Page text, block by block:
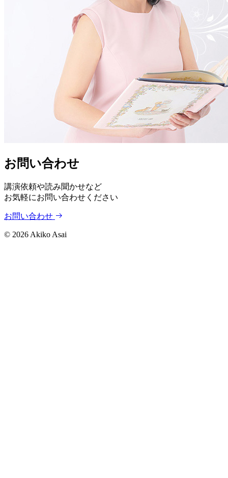
お問い合わせ
講演依頼や読み聞かせなど
お気軽にお問い合わせください
お問い合わせ
© 2026 Akiko Asai